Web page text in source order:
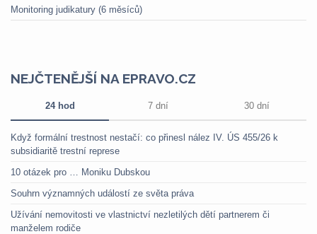
Monitoring judikatury (6 měsíců)
NEJČTENĚJŠÍ NA EPRAVO.CZ
24 hod 7 dní 30 dní
Když formální trestnost nestačí: co přinesl nález IV. ÚS 455/26 k
subsidiaritě trestní represe
10 otázek pro … Moniku Dubskou
Souhrn významných událostí ze světa práva
Užívání nemovitosti ve vlastnictví nezletilých dětí partnerem či
manželem rodiče